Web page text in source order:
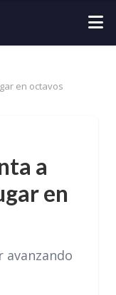
en octavos
a
en
avanzando